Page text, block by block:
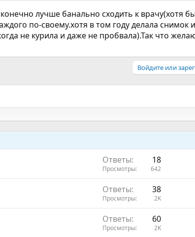
не курим. Уже два месяца сыну.
думала, что выплюну легкие. Вы же помните - я была
дружно - это очищается организм.
силой, стоит мне только простыть слегка.
лучше банально сходить к врачу(хотя
по-своему.хотя в том году делала снимок
не курила и даже не пробвала).Так что
Войдите или
Ответы 18
Просмотры 642
Ответы 38
Просмотры 2K
Ответы 60
Просмотры 2K